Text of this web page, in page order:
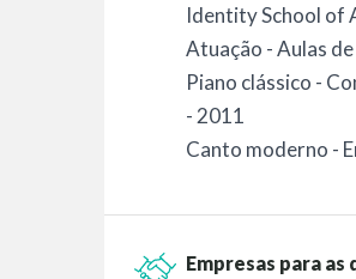
Identity School of
Atuação - Aulas
Piano clássico -
- 2011
Canto moderno -
Empresas para as